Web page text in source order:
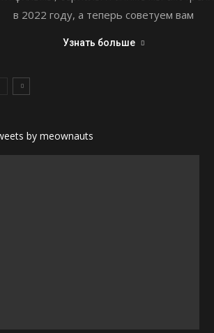
в 2022 году, а теперь советуем вам
Узнать больше
by meownauts